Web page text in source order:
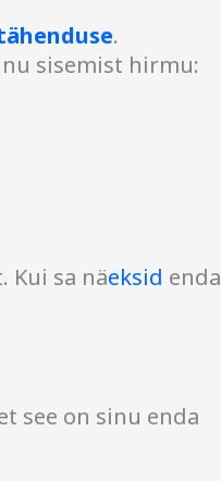
.
sisemist hirmu:
Kui sa näeksid enda
see on sinu enda